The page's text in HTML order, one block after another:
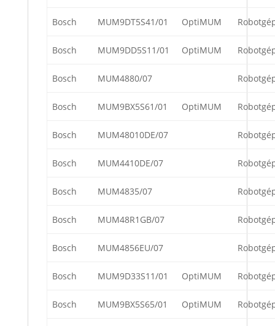
Bosch MUM9DT5S41/01 OptiMUM
Bosch MUM9DD5S11/01 OptiMUM
Bosch MUM4880/07
Bosch MUM9BX5S61/01 OptiMUM
Bosch MUM48010DE/07
Bosch MUM4410DE/07
Bosch MUM4835/07
Bosch MUM48R1GB/07
Bosch MUM4856EU/07
Bosch MUM9D33S11/01 OptiMUM
Bosch MUM9BX5S65/01 OptiMUM